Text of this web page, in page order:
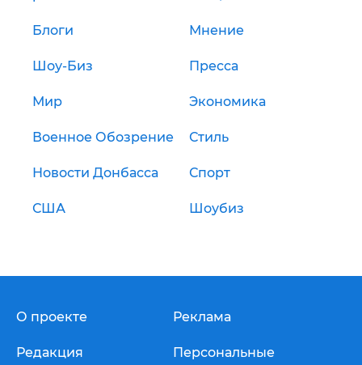
Блоги Мнение
Шоу-Биз Пресса
Мир Экономика
Военное Обозрение Стиль
Новости Донбасса Спорт
США Шоубиз
О проекте
Редакция
Реклама
Персональные